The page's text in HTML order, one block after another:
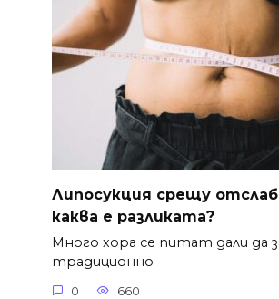
Липосукция срещу
каква е разликата?
Много хора се питат дали да
традиционно
0 660